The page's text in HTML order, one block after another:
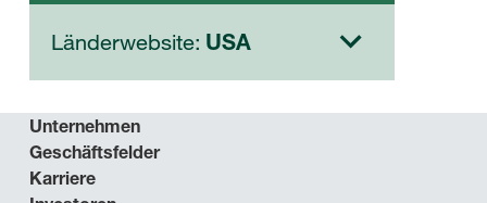
Länderwebsite: USA
Unternehmen
Geschäftsfelder
Karriere